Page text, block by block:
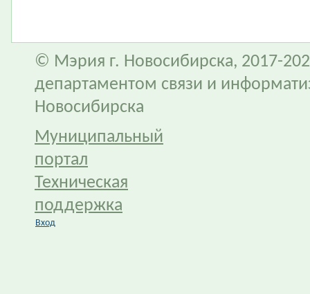
© Мэрия г. Новосибирска, 2017-
департаментом связи и
Новосибирска
Муниципальный
портал
Техническая
поддержка
Вход